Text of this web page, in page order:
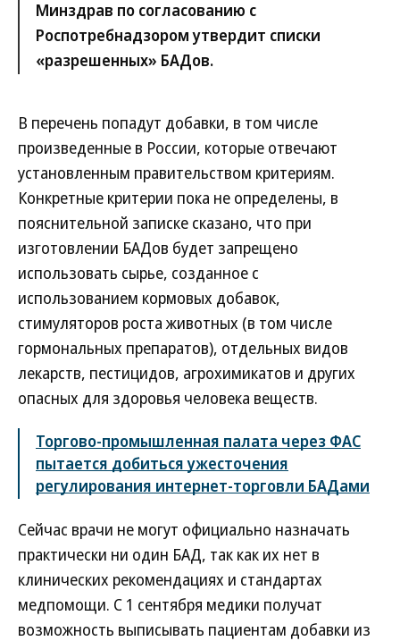
Минздрав по согласованию с
Роспотребнадзором утвердит списки
«разрешенных» БАДов.
В перечень попадут добавки, в том числе
произведенные в России, которые отвечают
установленным правительством критериям.
Конкретные критерии пока не определены, в
пояснительной записке сказано, что при
изготовлении БАДов будет запрещено
использовать сырье, созданное с
использованием кормовых добавок,
стимуляторов роста животных (в том числе
гормональных препаратов), отдельных видов
лекарств, пестицидов, агрохимикатов и других
опасных для здоровья человека веществ.
Торгово-промышленная палата через ФАС
пытается добиться ужесточения
регулирования интернет-торговли БАДами
Сейчас врачи не могут официально назначать
практически ни один БАД, так как их нет в
клинических рекомендациях и стандартах
медпомощи. С 1 сентября медики получат
возможность выписывать пациентам добавки из